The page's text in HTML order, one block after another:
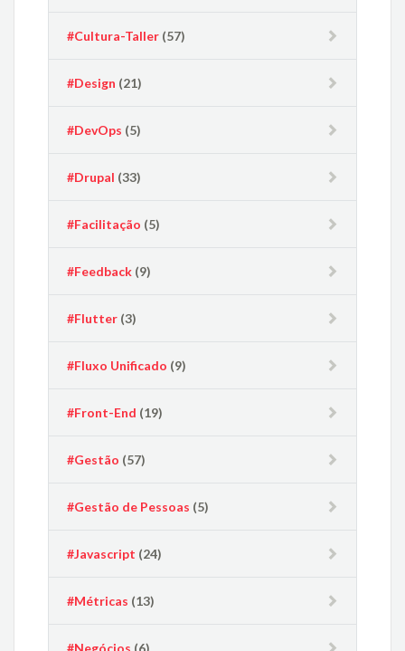
#Cultura-Taller (57)
#Design (21)
#DevOps (5)
#Drupal (33)
#Facilitação (5)
#Feedback (9)
#Flutter (3)
#Fluxo Unificado (9)
#Front-End (19)
#Gestão (57)
#Gestão de Pessoas (5)
#Javascript (24)
#Métricas (13)
#Negócios (6)